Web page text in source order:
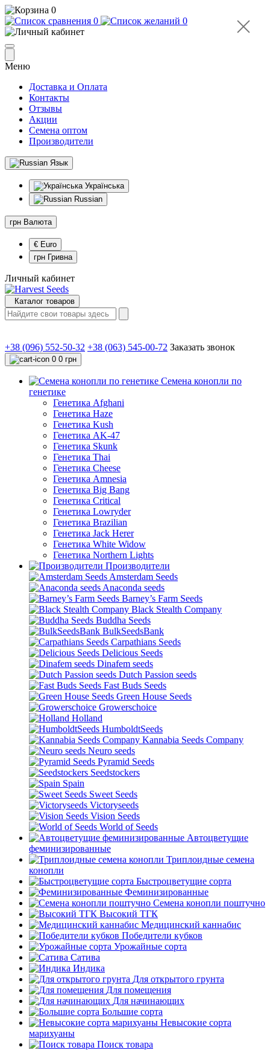
0
0
0
Меню
Доставка и Оплата
Контакты
Отзывы
Акции
Семена оптом
Производители
Язык
Українська
Russian
грн Валюта
€ Euro
грн Гривна
Личный кабинет
Каталог товаров
+38 (096) 552-50-32 +38 (063) 545-00-72 Заказать звонок
0 0 грн
Семена конопли по
генетике
Генетика Afghani
Генетика Haze
Генетика Kush
Генетика AK-47
Генетика Skunk
Генетика Thai
Генетика Cheese
Генетика Amnesia
Генетика Big Bang
Генетика Critical
Генетика Lowryder
Генетика Brazilian
Генетика Jack Herer
Генетика White Widow
Генетика Northern Lights
Производители
Amsterdam Seeds
Anaconda seeds
Barney’s Farm Seeds
Black Stealth Company
Buddha Seeds
BulkSeedsBank
Carpathians Seeds
Delicious Seeds
Dinafem seeds
Dutch Passion seeds
Fast Buds Seeds
Green House Seeds
Growerschoice
Holland
HumboldtSeeds
Kannabia Seeds Company
Neuro seeds
Pyramid Seeds
Seedstockers
Spain
Sweet Seeds
Victoryseeds
Vision Seeds
World of Seeds
Автоцветущие
феминизированные
Триплоидные семена
конопли
Быстроцветущие сорта
Феминизированные
Семена конопли поштучно
Высокий ТГК
Медицинский каннабис
Победители кубков
Урожайные сорта
Сатива
Индика
Для открытого грунта
Для помещения
Для начинающих
Большие сорта
Невысокие сорта
марихуаны
Поиск товара